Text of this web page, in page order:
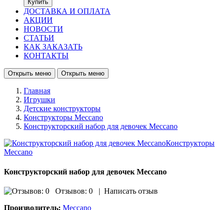
ДОСТАВКА И ОПЛАТА
АКЦИИ
НОВОСТИ
СТАТЬИ
КАК ЗАКАЗАТЬ
КОНТАКТЫ
Открыть меню Открыть меню
Главная
Игрушки
Детские конструкторы
Конструкторы Meccano
Конструкторский набор для девочек Meccano
Конструкторский набор для девочек Meccano
Отзывов: 0 | Написать отзыв
Производитель: Meccano